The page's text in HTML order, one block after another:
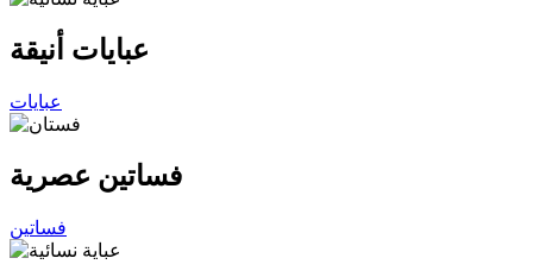
عبايات أنيقة
عبايات
فساتين عصرية
فساتين